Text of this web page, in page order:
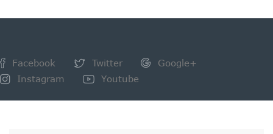
Facebook Twitter
Google+
Instagram
Youtube